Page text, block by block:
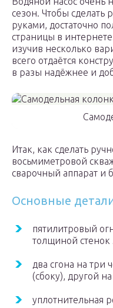
сезон. Чтобы сделать
руками, достаточно
страницы в
изучив несколько
всего отдаётся
в разы надёжнее и
Итак, как сделать
восьмиметровой
сварочный аппарат и
Основные
пятилитровый
толщиной стенок
два сгона на три
(сбоку), другой
уплотнительная